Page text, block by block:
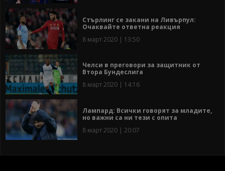
Стърлинг се закани на Ливърпул:
Очаквайте ответна реакция
8 март 2020 | 13:50
Челси в преговори за защитник от
Втора Бундеслига
8 март 2020 | 14:16
Лампард: Всички говорят за младите,
но важни са ни тези с опита
8 март 2020 | 20:07